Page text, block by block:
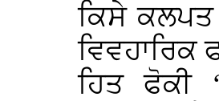
ਕਿਸੇ ਕਲਪਤ
ਹਿਤ ਫੋਕੀ